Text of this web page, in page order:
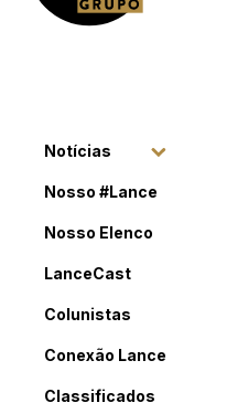
Notícias
Nosso #Lance
Nosso Elenco
LanceCast
Colunistas
Conexão Lance
Classificados